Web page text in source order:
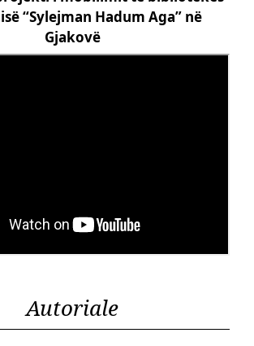
“Sylejman Hadum Aga” në
Gjakovë
Autoriale